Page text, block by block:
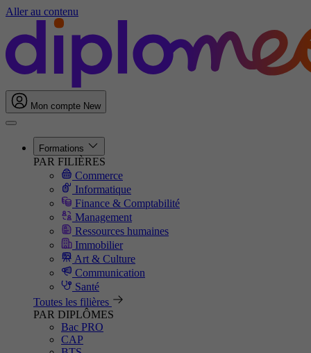
Aller au contenu
Mon compte New
Formations
PAR FILIÈRES
Commerce
Informatique
Finance & Comptabilité
Management
Ressources humaines
Immobilier
Art & Culture
Communication
Santé
Toutes les filières
PAR DIPLÔMES
Bac PRO
CAP